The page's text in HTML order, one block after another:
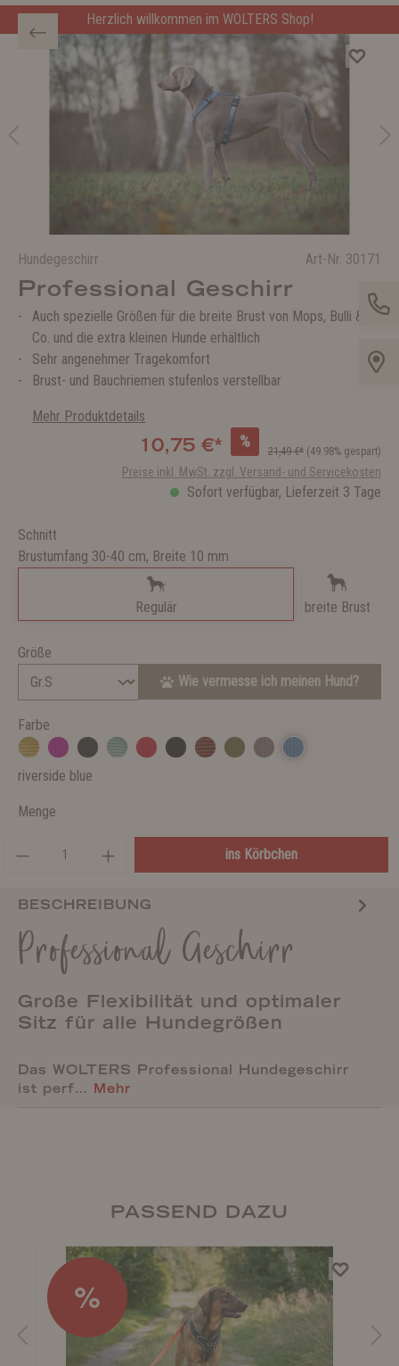
Herzlich willkommen im WOLTERS Shop!
Hundegeschirr Art-Nr. 30171
Professional Geschirr
Auch spezielle Größen für die breite Brust von Mops, Bulli &
Co. und die extra kleinen Hunde erhältlich
Sehr angenehmer Tragekomfort
Brust- und Bauchriemen stufenlos verstellbar
Mehr Produktdetails
10,75 €* %
21,49 €* (49.98% gespart)
Preise inkl. MwSt. zzgl. Versand- und Servicekosten
Sofort verfügbar, Lieferzeit 3 Tage
Schnitt
Brustumfang 30-40 cm, Breite 10 mm
Regulär breite Brust
Größe
Wie vermesse ich meinen Hund?
Farbe
riverside blue
Menge
ins Körbchen
BESCHREIBUNG
Professional Geschirr
Große Flexibilität und optimaler
Sitz für alle Hundegrößen
Das WOLTERS Professional Hundegeschirr
ist perf… Mehr
PASSEND DAZU
%